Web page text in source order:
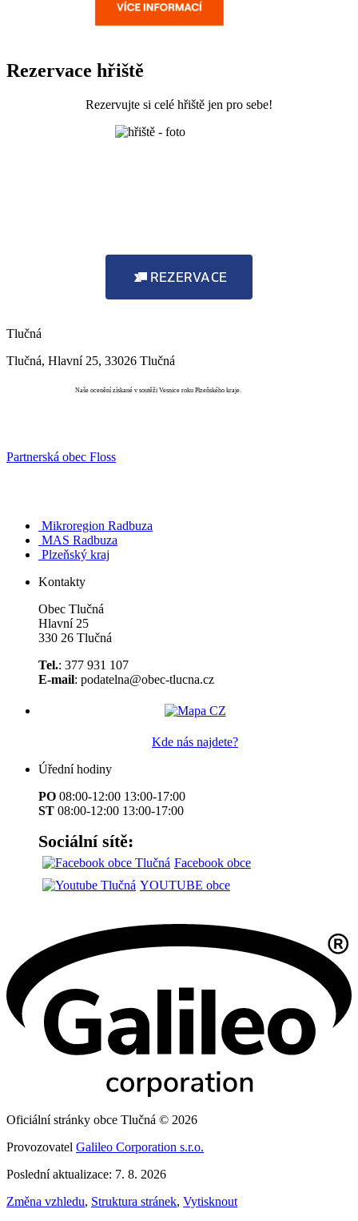
Rezervace hřiště
Rezervujte si celé hřiště jen pro sebe!
REZERVACE
Tlučná
Tlučná, Hlavní 25, 33026 Tlučná
Naše ocenění získané v soutěži Vesnice roku Plzeňského kraje.
Partnerská obec Floss
Mikroregion Radbuza
MAS Radbuza
Plzeňský kraj
Kontakty
Obec Tlučná
Hlavní 25
330 26 Tlučná
Tel.: 377 931 107
E-mail: podatelna@obec-tlucna.cz
Kde nás najdete?
Úřední hodiny
PO 08:00-12:00 13:00-17:00
ST 08:00-12:00 13:00-17:00
Sociální sítě:
Facebook obce
YOUTUBE obce
Oficiální stránky obce Tlučná © 2026
Provozovatel Galileo Corporation s.r.o.
Poslední aktualizace: 7. 8. 2026
Změna vzhledu, Struktura stránek, Vytisknout